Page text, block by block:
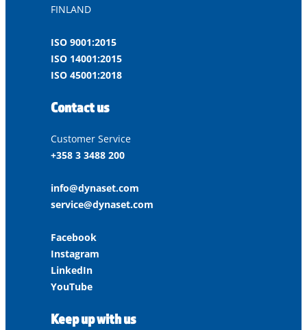
FINLAND
ISO 9001:2015
ISO 14001:2015
ISO 45001:2018
Contact us
Customer Service
+358 3 3488 200
info@dynaset.com
service@dynaset.com
Facebook
Instagram
LinkedIn
YouTube
Keep up with us